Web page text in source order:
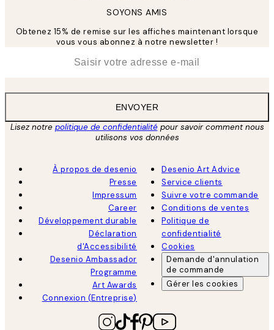
SOYONS AMIS
Obtenez 15% de remise sur les affiches maintenant lorsque
vous vous abonnez à notre newsletter !
ENVOYER
Lisez notre politique de confidentialitépour savoir comment nous
utilisons vos données
À propos de desenio
Presse
Impressum
Career
Développement durable
Déclaration
d'Accessibilité
Desenio Ambassador
Programme
Art Awards
Connexion (Entreprise)
Desenio Art Advice
Service clients
Suivre votre commande
Conditions de ventes
Politique de
confidentialité
Cookies
Demande d'annulation
de commande
Gérer les cookies